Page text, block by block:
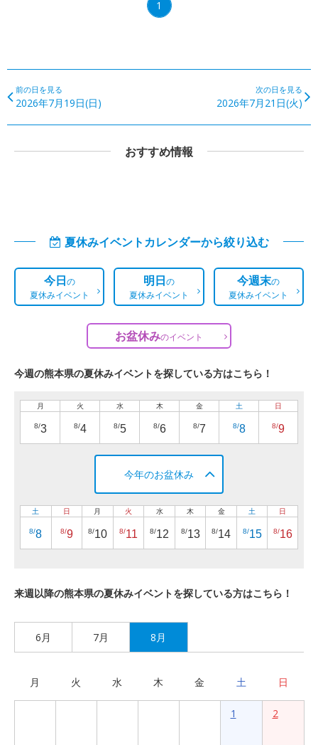
1
前の日を見る
2026年7月19日(日)
次の日を見る
2026年7月21日(火)
おすすめ情報
夏休みイベントカレンダーから絞り込む
今日の
夏休みイベント
明日の
夏休みイベント
今週末の
夏休みイベント
お盆休みのイベント
今週の熊本県の夏休みイベントを探している方はこちら！
月
8/3
火
8/4
水
8/5
木
8/6
金
8/7
土
8/8
日
8/9
今年のお盆休み
土
8/8
日
8/9
月
8/10
火
8/11
水
8/12
木
8/13
金
8/14
土
8/15
日
8/16
来週以降の熊本県の夏休みイベントを探している方はこちら！
6月 7月 8月
月 火 水 木 金 土 日
1 2